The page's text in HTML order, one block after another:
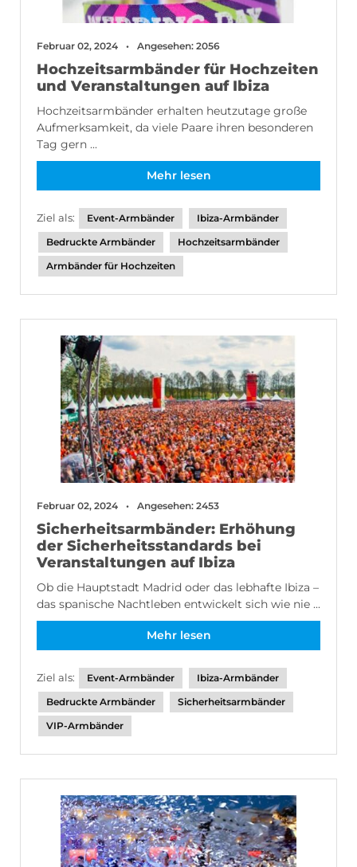
Februar 02, 2024 Angesehen: 2056
Hochzeitsarmbänder für Hochzeiten
und Veranstaltungen auf Ibiza
Hochzeitsarmbänder erhalten heutzutage große
Aufmerksamkeit, da viele Paare ihren besonderen
Tag gern ...
Mehr lesen
Ziel als: Event-Armbänder
Ibiza-Armbänder
Bedruckte Armbänder
Hochzeitsarmbänder
Armbänder für Hochzeiten
Februar 02, 2024 Angesehen: 2453
Sicherheitsarmbänder: Erhöhung
der Sicherheitsstandards bei
Veranstaltungen auf Ibiza
Ob die Hauptstadt Madrid oder das lebhafte Ibiza –
das spanische Nachtleben entwickelt sich wie nie ...
Mehr lesen
Ziel als: Event-Armbänder
Ibiza-Armbänder
Bedruckte Armbänder
Sicherheitsarmbänder
VIP-Armbänder